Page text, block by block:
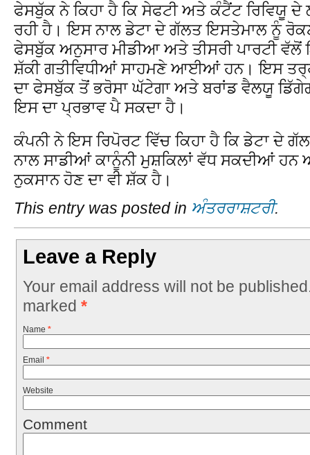
ਫੇਸਬੁੱਕ ਨੇ ਕਿਹਾ ਹੈ ਕਿ ਸੇਫਟੀ ਅਤੇ ਕੰਟੈਂਟ ਰਿਵਿਯੂ ਦੇ
ਰਹੀ ਹੈ। ਇਸ ਨਾਲ ਡੇਟਾ ਦੇ ਗੱਲਤ ਇਸਤੇਮਾਲ ਨੂੰ
ਫੇਸਬੁੱਕ ਅਨੁਸਾਰ ਮੀਡੀਆ ਅਤੇ ਤੀਸਰੀ ਪਾਰਟੀ
ਸ਼ੱਕੀ ਗਤੀਵਿਧੀਆਂ ਸਾਹਮਣੇ ਆਈਆਂ ਹਨ। ਇਸ
ਦਾ ਫੇਸਬੁੱਕ ਤੋਂ ਭਰੋਸਾ ਘੱਟੇਗਾ ਅਤੇ ਬਰਾਂਡ ਵੈਲਯੂ
ਇਸ ਦਾ ਪ੍ਰਭਾਵ ਪੈ ਸਕਦਾ ਹੈ।
ਕੰਪਨੀ ਨੇ ਇਸ ਰਿਪੋਰਟ ਵਿੱਚ ਕਿਹਾ ਹੈ ਕਿ ਡੇਟਾ ਦੇ
ਨਾਲ ਸਾਡੀਆਂ ਕਾਨੂੰਨੀ ਮੁਸ਼ਕਿਲਾਂ ਵੱਧ ਸਕਦੀਆਂ
ਨੁਕਸਾਨ ਹੋਣ ਦਾ ਵੀ ਸ਼ੱਕ ਹੈ।
This entry was posted in ਅੰਤਰਰਾਸ਼ਟਰੀ.
Leave a Reply
Your email address will not be
marked *
Name *
Email *
Website
Comment